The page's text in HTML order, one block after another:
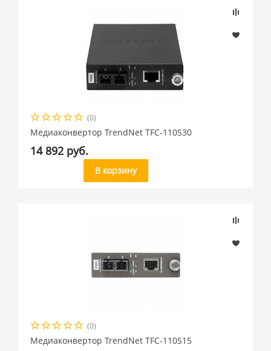
(0)
Медиаконвертор TrendNet TFC-110S30
14 892 руб.
В корзину
(0)
Медиаконвертор TrendNet TFC-110S15